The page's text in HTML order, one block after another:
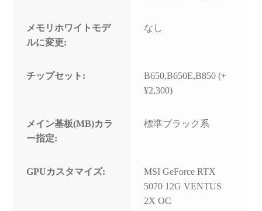
メモリホワイトモデ
ルに変更:
なし
チップセット:
B650,B650E,B850 (+
¥2,300)
メイン基板(MB)カラ
ー指定:
標準ブラック系
GPUカスタマイズ:
MSI GeForce RTX
5070 12G VENTUS
2X OC